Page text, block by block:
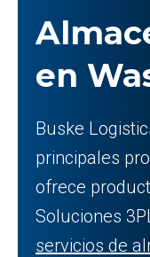
en
Buske
principales
ofrece
Soluciones
servicios de